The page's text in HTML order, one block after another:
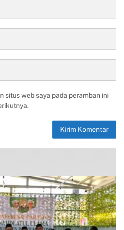
situs web saya pada peramban ini